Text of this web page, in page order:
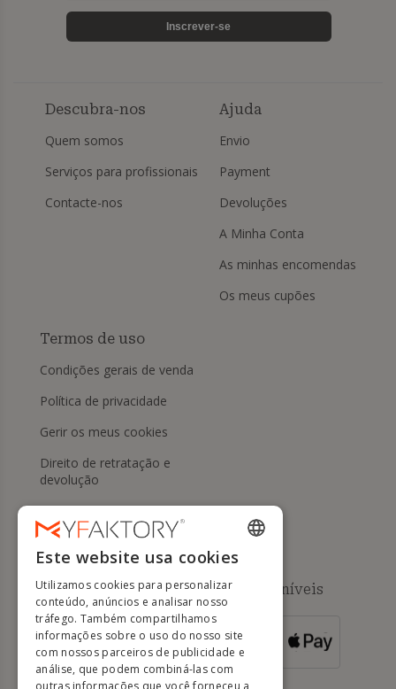
Inscrever-se
Descubra-nos
Quem somos
Serviços para profissionais
Contacte-nos
Ajuda
Envio
Payment
Devoluções
A Minha Conta
As minhas encomendas
Os meus cupões
Termos de uso
Condições gerais de venda
Política de privacidade
Gerir os meus cookies
Direito de retratação e
devolução
Ajuda
Métodos de pagamento disponíveis
PARA
ENCOMENDAS
SUPERIORES A
500 EUROS
ENGLISH
FRENCH
DUTCH
GERMAN
ITALIAN
Este website usa cookies
Utilizamos cookies para personalizar
conteúdo, anúncios e analisar nosso
tráfego. Também compartilhamos
informações sobre o uso do nosso site
com nossos parceiros de publicidade e
análise, que podem combiná-las com
outras informações que você forneceu a